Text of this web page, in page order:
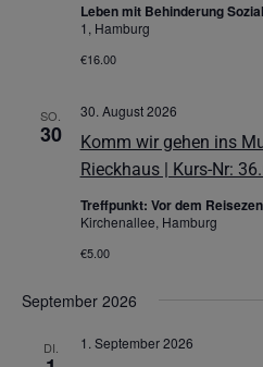
Leben mit Behinderung
1, Hamburg
€16.00
SO.
30
Komm wir gehen ins
Rieckhaus | Kurs-Nr:
30. August 2026
Treffpunkt: Vor dem
Kirchenallee, Hamburg
€5.00
September 2026
DI. 1. September 2026